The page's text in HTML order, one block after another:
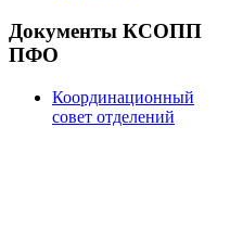
Документы КСОПП
ПФО
Координационный
совет отделений